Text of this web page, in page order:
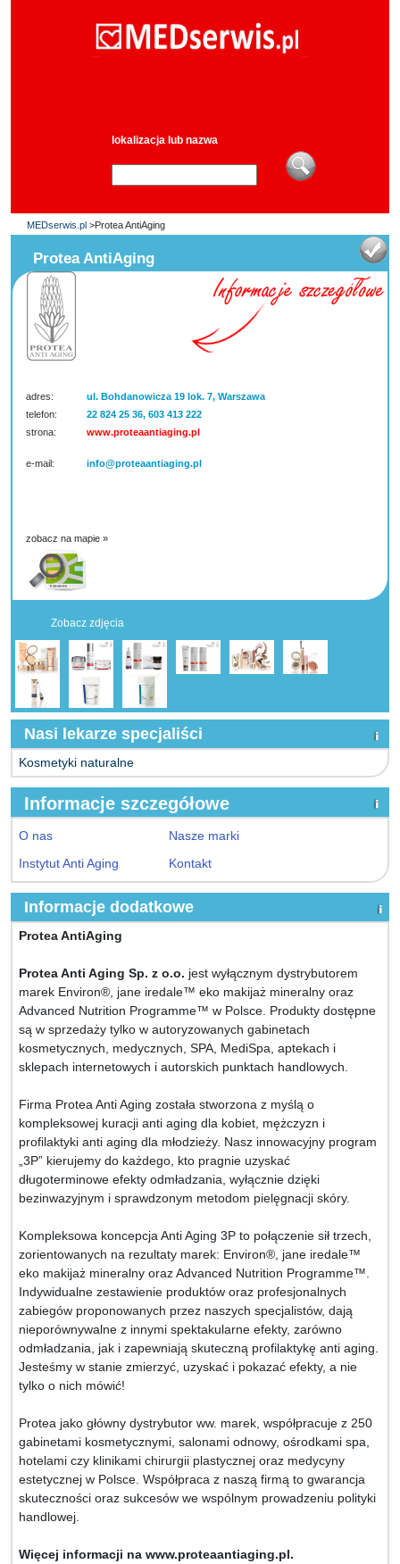
lokalizacja lub nazwa
MEDserwis.pl >Protea AntiAging
Protea AntiAging
adres:
ul. Bohdanowicza 19 lok. 7, Warszawa
telefon:
22 824 25 36, 603 413 222
strona:
www.proteaantiaging.pl
e-mail: info@proteaantiaging.pl
zobacz na mapie »
Zobacz zdjęcia
Nasi lekarze specjaliści
Kosmetyki naturalne
Informacje szczegółowe
O nas
Nasze marki
Instytut Anti Aging
Kontakt
Informacje dodatkowe
Protea AntiAging
Protea Anti Aging Sp. z o.o. jest wyłącznym dystrybutorem
marek Environ®, jane iredale™ eko makijaż mineralny oraz
Advanced Nutrition Programme™ w Polsce. Produkty dostępne
są w sprzedaży tylko w autoryzowanych gabinetach
kosmetycznych, medycznych, SPA, MediSpa, aptekach i
sklepach internetowych i autorskich punktach handlowych.
Firma Protea Anti Aging została stworzona z myślą o
kompleksowej kuracji anti aging dla kobiet, mężczyzn i
profilaktyki anti aging dla młodzieży. Nasz innowacyjny program
„3P” kierujemy do każdego, kto pragnie uzyskać
długoterminowe efekty odmładzania, wyłącznie dzięki
bezinwazyjnym i sprawdzonym metodom pielęgnacji skóry.
Kompleksowa koncepcja Anti Aging 3P to połączenie sił trzech,
zorientowanych na rezultaty marek: Environ®, jane iredale™
eko makijaż mineralny oraz Advanced Nutrition Programme™.
Indywidualne zestawienie produktów oraz profesjonalnych
zabiegów proponowanych przez naszych specjalistów, dają
nieporównywalne z innymi spektakularne efekty, zarówno
odmładzania, jak i zapewniają skuteczną profilaktykę anti aging.
Jesteśmy w stanie zmierzyć, uzyskać i pokazać efekty, a nie
tylko o nich mówić!
Protea jako główny dystrybutor ww. marek, współpracuje z 250
gabinetami kosmetycznymi, salonami odnowy, ośrodkami spa,
hotelami czy klinikami chirurgii plastycznej oraz medycyny
estetycznej w Polsce. Współpraca z naszą firmą to gwarancja
skuteczności oraz sukcesów we wspólnym prowadzeniu polityki
handlowej.
Więcej informacji na www.proteaantiaging.pl.